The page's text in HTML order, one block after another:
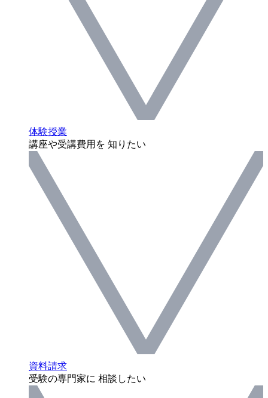
体験授業
講座や受講費用を 知りたい
資料請求
受験の専門家に 相談したい